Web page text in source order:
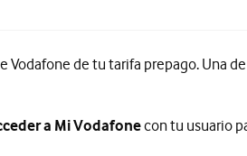
de tu tarifa prepago. Una
a Mi Vodafonecon tu usuario